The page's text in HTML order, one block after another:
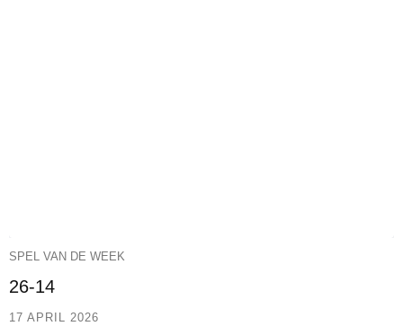
SPEL VAN DE WEEK
26-14
17 APRIL 2026